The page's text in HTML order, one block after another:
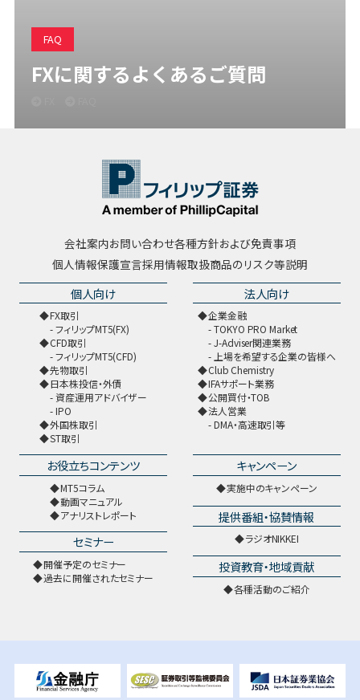
FAQ
FXに関するよくあるご質問
会社案内お問い合わせ各種方針および免責事項
個人情報保護宣言採用情報取扱商品のリスク等説明
個人向け
FX取引
フィリップMT5(FX)
CFD取引
フィリップMT5(CFD)
先物取引
日本株投信・外債
資産運用アドバイザー
IPO
外国株取引
ST取引
法人向け
企業金融
TOKYO PRO Market
J-Adviser関連業務
上場を希望する企業の皆様へ
Club Chemistry
IFAサポート業務
公開買付・TOB
法人営業
DMA・高速取引等
お役立ちコンテンツ
MT5コラム
動画マニュアル
アナリストレポート
セミナー
開催予定のセミナー
過去に開催されたセミナー
キャンペーン
実施中のキャンペーン
提供番組・協賛情報
ラジオNIKKEI
投資教育・地域貢献
各種活動のご紹介